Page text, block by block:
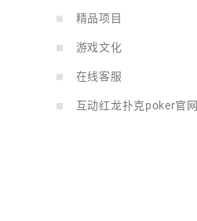
精品项目
游戏文化
在线客服
互动红龙扑克poker官网